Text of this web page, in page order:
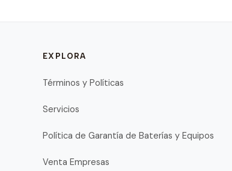
EXPLORA
Términos y Políticas
Servicios
Política de Garantía de Baterías y Equipos
Venta Empresas